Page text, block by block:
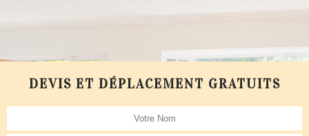
DEVIS ET DÉPLACEMENT GRATUITS